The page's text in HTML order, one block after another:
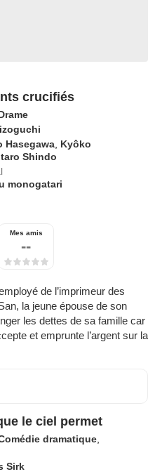
crucifiés
Hasegawa Kyôko
Shindo
monogatari
Mes amis
--
de l’imprimeur des
la jeune épouse de son
les dettes de sa famille car
et emprunte l’argent sur la
le ciel permet
dramatique
Sirk